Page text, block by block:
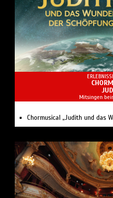
Mitsingen
Chormusical „Judith und das